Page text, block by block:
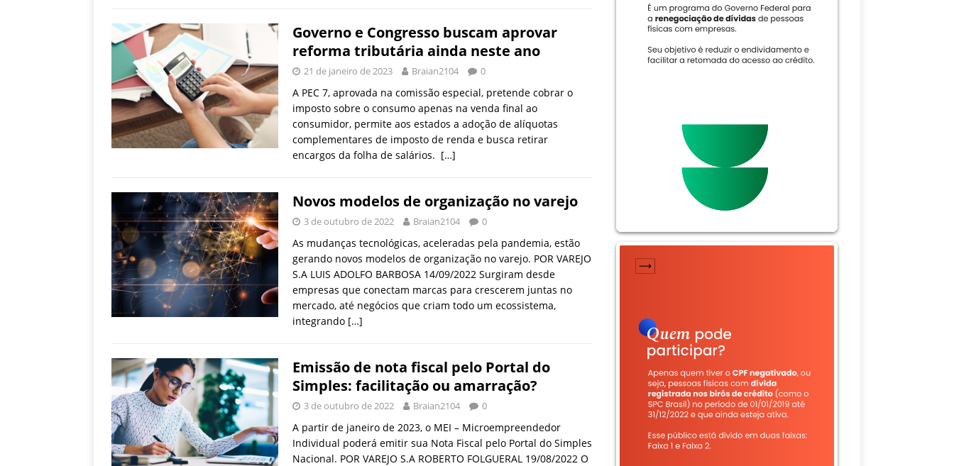
Governo e Congresso buscam aprovar
reforma tributária ainda neste ano
21 de janeiro de 2023 Braian2104 0
A PEC 7, aprovada na comissão especial, pretende cobrar o
imposto sobre o consumo apenas na venda final ao
consumidor, permite aos estados a adoção de alíquotas
complementares de imposto de renda e busca retirar
encargos da folha de salários. […]
Novos modelos de organização no varejo
3 de outubro de 2022 Braian2104 0
As mudanças tecnológicas, aceleradas pela pandemia, estão
gerando novos modelos de organização no varejo. POR VAREJO
S.A LUIS ADOLFO BARBOSA 14/09/2022 Surgiram desde
empresas que conectam marcas para crescerem juntas no
mercado, até negócios que criam todo um ecossistema,
integrando […]
Emissão de nota fiscal pelo Portal do
Simples: facilitação ou amarração?
3 de outubro de 2022 Braian2104 0
A partir de janeiro de 2023, o MEI – Microempreendedor
Individual poderá emitir sua Nota Fiscal pelo Portal do Simples
Nacional. POR VAREJO S.A ROBERTO FOLGUERAL 19/08/2022 O